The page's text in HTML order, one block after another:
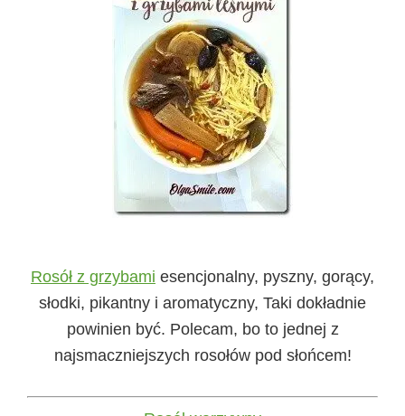
Rosół z grzybami esencjonalny, pyszny, gorący,
słodki, pikantny i aromatyczny, Taki dokładnie
powinien być. Polecam, bo to jednej z
najsmaczniejszych rosołów pod słońcem!